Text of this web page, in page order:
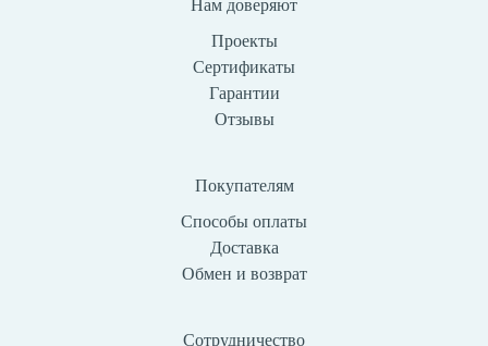
Нам доверяют
Проекты
Сертификаты
Гарантии
Отзывы
Покупателям
Способы оплаты
Доставка
Обмен и возврат
Сотрудничество